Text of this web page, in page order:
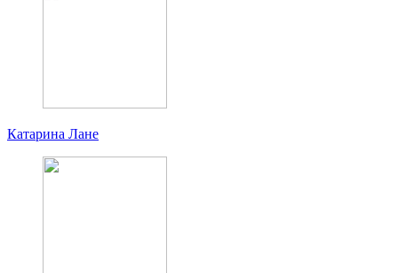
Катарина Лане